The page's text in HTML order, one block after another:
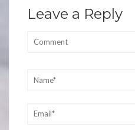
導
Leave a Reply